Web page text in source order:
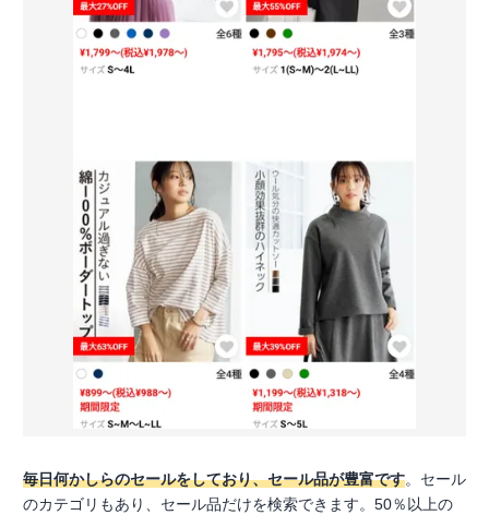
毎日何かしらのセールをしており、セール品が豊富です。セール
のカテゴリもあり、セール品だけを検索できます。50％以上の